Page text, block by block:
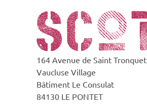
164 Avenue de Saint Tronquet
Vaucluse Village
Bâtiment Le Consulat
84130 LE PONTET